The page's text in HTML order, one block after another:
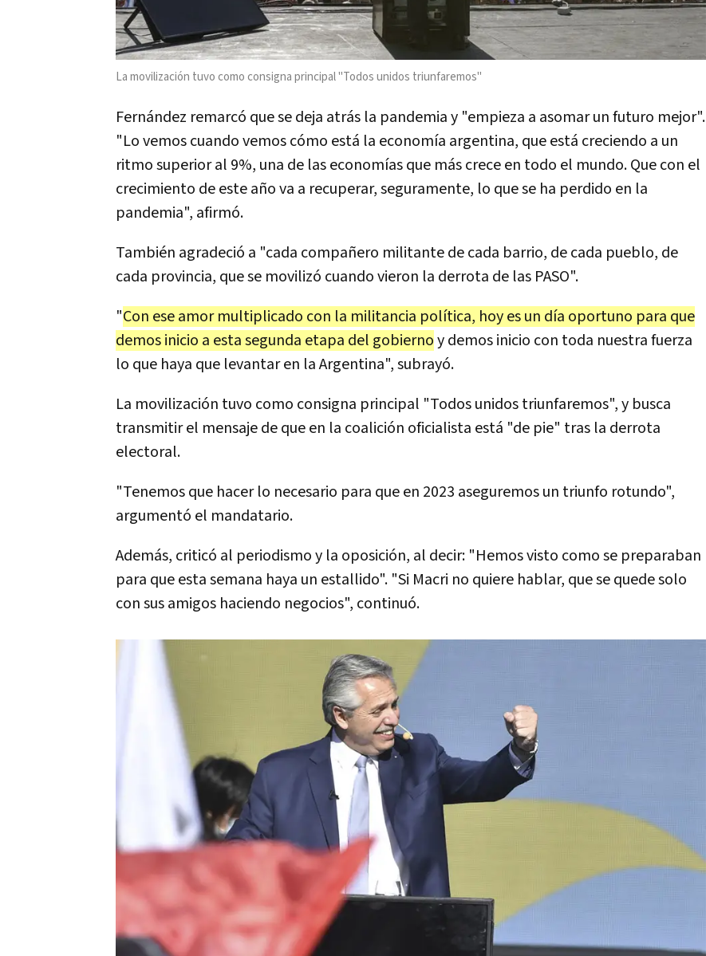
La movilización tuvo como consigna principal "Todos unidos triunfaremos"
Fernández remarcó que se deja atrás la pandemia y "empieza a asomar un futuro mejor".
"Lo vemos cuando vemos cómo está la economía argentina, que está creciendo a un
ritmo superior al 9%, una de las economías que más crece en todo el mundo. Que con el
crecimiento de este año va a recuperar, seguramente, lo que se ha perdido en la
pandemia", afirmó.
También agradeció a "cada compañero militante de cada barrio, de cada pueblo, de
cada provincia, que se movilizó cuando vieron la derrota de las PASO".
"Con ese amor multiplicado con la militancia política, hoy es un día oportuno para que
demos inicio a esta segunda etapa del gobiernoy demos inicio con toda nuestra fuerza
lo que haya que levantar en la Argentina", subrayó.
La movilización tuvo como consigna principal "Todos unidos triunfaremos", y busca
transmitir el mensaje de que en la coalición oficialista está "de pie" tras la derrota
electoral.
"Tenemos que hacer lo necesario para que en 2023 aseguremos un triunfo rotundo",
argumentó el mandatario.
Además, criticó al periodismo y la oposición, al decir: "Hemos visto como se preparaban
para que esta semana haya un estallido". "Si Macri no quiere hablar, que se quede solo
con sus amigos haciendo negocios", continuó.